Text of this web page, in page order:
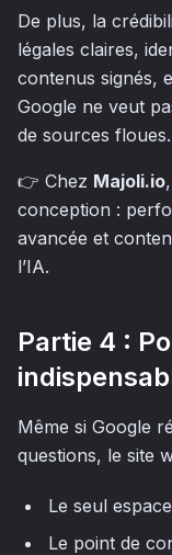
De plus, la
légales claires,
contenus signés,
Google ne veut
de sources floues.
👉 Chez Majoli.io
conception :
avancée et
l’IA.
Partie 4 :
Même si Google
questions, le site
Le seul
Le point de